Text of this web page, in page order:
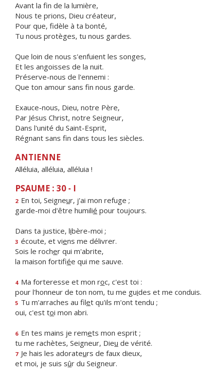
Avant la fin de la lumière,
Nous te prions, Dieu créateur,
Pour que, fidèle à ta bonté,
Tu nous protèges, tu nous gardes.
Que loin de nous s'enfuient les songes,
Et les angoisses de la nuit.
Préserve-nous de l'ennemi :
Que ton amour sans fin nous garde.
Exauce-nous, Dieu, notre Père,
Par Jésus Christ, notre Seigneur,
Dans l'unité du Saint-Esprit,
Régnant sans fin dans tous les siècles.
ANTIENNE
Alléluia, alléluia, alléluia !
PSAUME : 30 - I
2 En toi, Seigneur, j'ai mon refuge ;
garde-moi d'être humilié pour toujours.
Dans ta justice, libère-moi ;
3 écoute, et viens me délivrer.
Sois le rocher qui m'abrite,
la maison fortifiée qui me sauve.
4 Ma forteresse et mon roc, c'est toi :
pour l'honneur de ton nom, tu me guides et me conduis.
5 Tu m'arraches au filet qu'ils m'ont tendu ;
oui, c'est toi mon abri.
6 En tes mains je remets mon esprit ;
tu me rachètes, Seigneur, Dieu de vérité.
7 Je hais les adorateurs de faux dieux,
et moi, je suis sûr du Seigneur.